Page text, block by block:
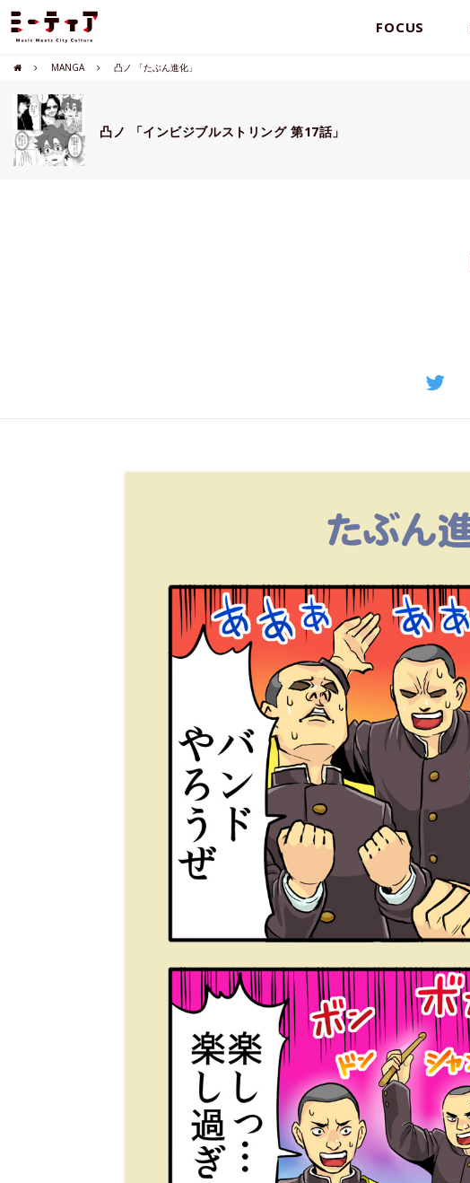
FOCUS
MANGA 凸ノ 「たぶん進化」
凸ノ 「インビジブルストリング 第17話」